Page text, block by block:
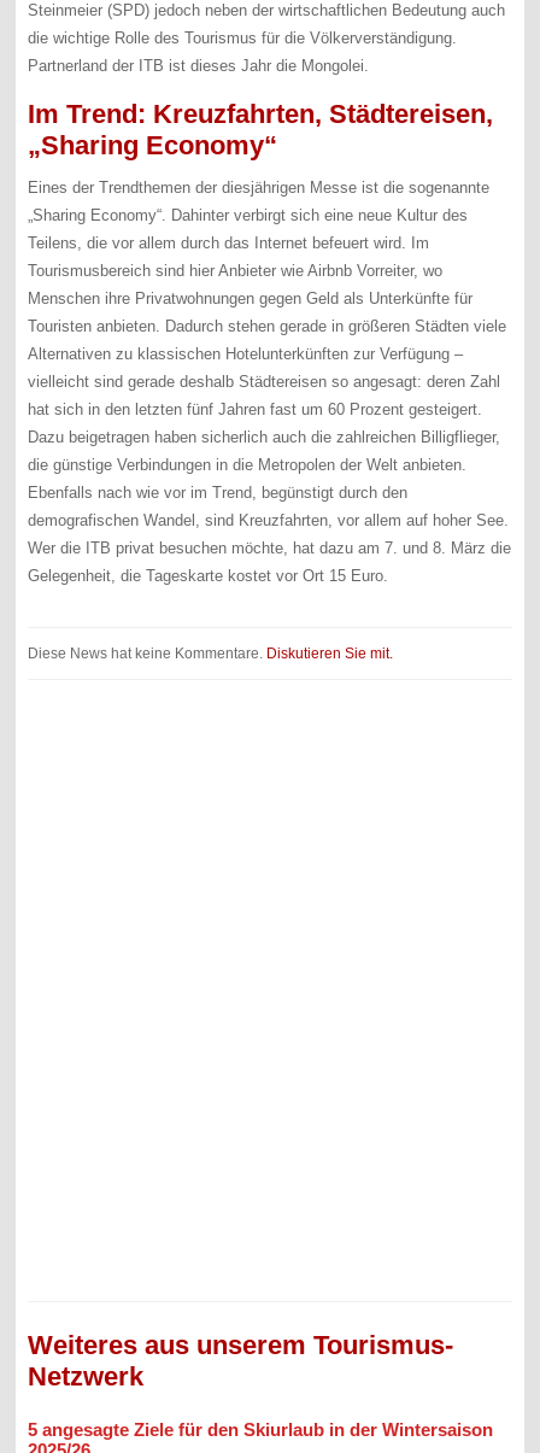
Steinmeier (SPD) jedoch neben der wirtschaftlichen Bedeutung auch
die wichtige Rolle des Tourismus für die Völkerverständigung.
Partnerland der ITB ist dieses Jahr die Mongolei.
Im Trend: Kreuzfahrten, Städtereisen,
„Sharing Economy“
Eines der Trendthemen der diesjährigen Messe ist die sogenannte
„Sharing Economy“. Dahinter verbirgt sich eine neue Kultur des
Teilens, die vor allem durch das Internet befeuert wird. Im
Tourismusbereich sind hier Anbieter wie Airbnb Vorreiter, wo
Menschen ihre Privatwohnungen gegen Geld als Unterkünfte für
Touristen anbieten. Dadurch stehen gerade in größeren Städten viele
Alternativen zu klassischen Hotelunterkünften zur Verfügung –
vielleicht sind gerade deshalb Städtereisen so angesagt: deren Zahl
hat sich in den letzten fünf Jahren fast um 60 Prozent gesteigert.
Dazu beigetragen haben sicherlich auch die zahlreichen Billigflieger,
die günstige Verbindungen in die Metropolen der Welt anbieten.
Ebenfalls nach wie vor im Trend, begünstigt durch den
demografischen Wandel, sind Kreuzfahrten, vor allem auf hoher See.
Wer die ITB privat besuchen möchte, hat dazu am 7. und 8. März die
Gelegenheit, die Tageskarte kostet vor Ort 15 Euro.
Diese News hat keine Kommentare. Diskutieren Sie mit.
Weiteres aus unserem Tourismus-
Netzwerk
5 angesagte Ziele für den Skiurlaub in der Wintersaison